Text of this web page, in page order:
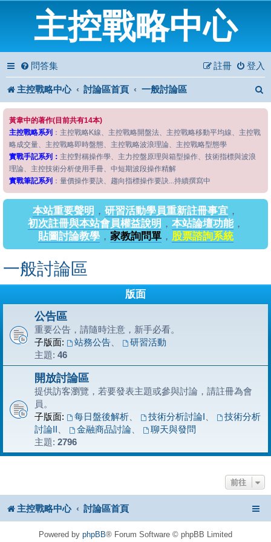
主控戰略中心
問答集 登入
註冊
主控戰略中心 討論區首頁 一般討論區
黃韋中的著作(目前共有14本)
主控戰略系列 ：主控戰略K線、主控戰略開盤法、主控戰略移動平均線、主控戰
略成交量、主控戰略即時盤態、主控戰略波浪理論、主控戰略型態學
實戰手記系列： 主控對稱操作學、主力控盤原理與箱型操作、技術指標與波浪
理論、主控技術分析使用手冊、中短期波段操作精解
實戰筆記系列 ：量價操作要訣、趨向指標操作要訣...持續撰寫中
本站重要聲明 ， 研習活動學員重新註冊事宜 ，
初次註冊與本站會員權益說明 ， 本站論壇功能，
貼圖討論教學， 家教詢問單， 股票諮詢系統
一般討論區
版面
公告區
重要公告，請隨時注意，新手必看。
子版面:
站務公告、
研習活動
主題: 46
開放討論區
提供訪客瀏覽，若要發表主題或參與討論，請註冊為會
員。
子版面:
每日盤後解析、 技術分析討論I
技術分析
討論II
金融商品討論、
聊天與發問
主題: 2796
前往
主控戰略中心 討論區首頁
Powered by phpBB® Forum Software © phpBB Limited